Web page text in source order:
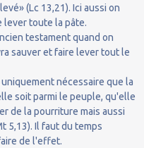
(Lc 13,21). Ici aussi on
lever toute la pâte.
testament quand on
sauver et faire lever tout le
nécessaire que la
soit parmi le peuple, qu'elle
de la pourriture mais aussi
5,13). Il faut du temps
de l'effet.